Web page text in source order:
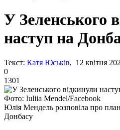
У Зеленського
наступ на
Текст: Катя Юськів, 12 квітня
0
1301
Фото: Iuliia Mendel/Facebook
Юлія Мендель розповіла про
Донбасу